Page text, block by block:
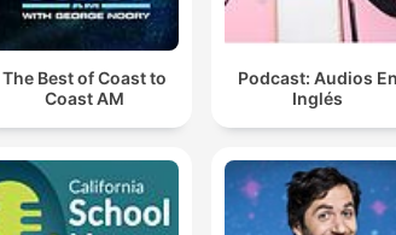
The Best of Coast to
Coast AM
Podcast: Audios En
Inglés